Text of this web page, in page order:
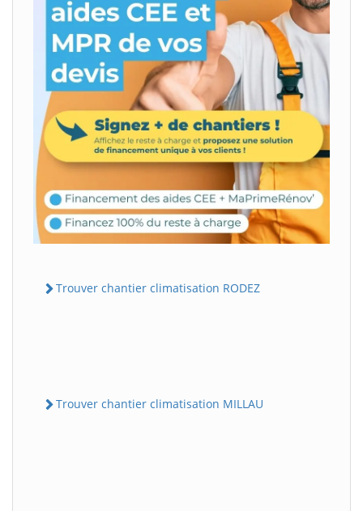
Trouver chantier climatisation RODEZ
Trouver chantier climatisation MILLAU